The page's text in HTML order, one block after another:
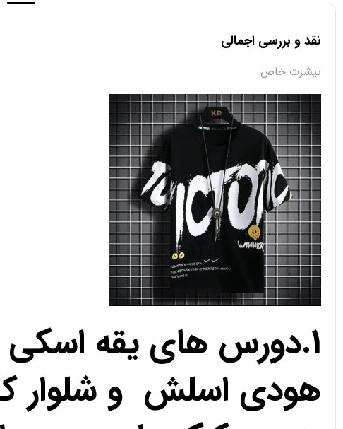
نقد و بررسی اجمالی
تیشرت خاص
1.دورس های یقه
هودی اسلش و شلوار